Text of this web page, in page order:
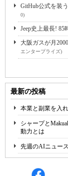
GitHub公式を装
0)
Jeep史上最長! 85
大阪ガスが月
エンタープライズ)
最新の投稿
本業と副業を入
シャープと
動力とは
先週のAIニュース